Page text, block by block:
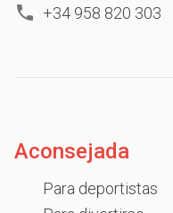
+34 958 820 303
Aconsejada
Para deportistas